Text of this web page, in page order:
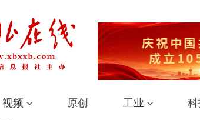
视频 原创 工业 科